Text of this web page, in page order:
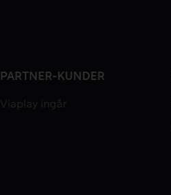
PARTNER-KUNDER
Viaplay ingår